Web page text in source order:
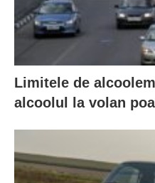
Limitele de
alcoolul la volan